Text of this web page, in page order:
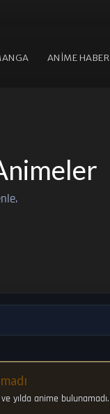
ANİME HABER
yılda anime bulunamadı.